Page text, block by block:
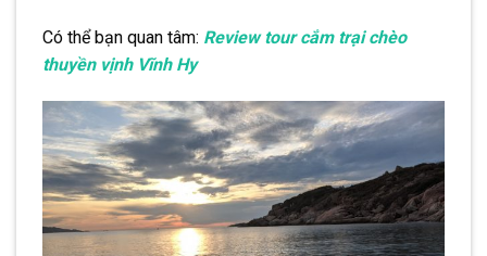
Có thể bạn quan tâm: Review tour cắm trại chèo
thuyền vịnh Vĩnh Hy